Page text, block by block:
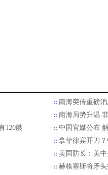
南海突传重磅
南海局势升温
120艘
中国官媒公布
拿菲律宾开刀
美国防长：美
赫格塞斯将矛